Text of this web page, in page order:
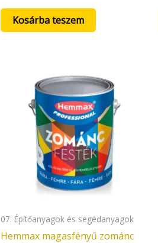
Kosárba teszem
07. Építőanyagok és segédanyagok
Hemmax magasfényű zománc